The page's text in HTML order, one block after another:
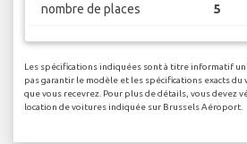
nombre de places 5
Les spécifications indiquées sont à titre informatif
pas garantir le modèle et les spécifications exacts du
que vous recevrez. Pour plus de détails, vous devez
location de voitures indiquée sur Brussels Aéroport.